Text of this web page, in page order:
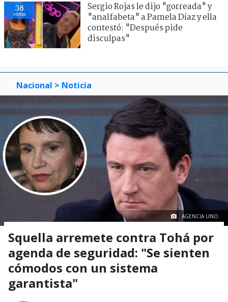
38
visitas
Sergio Rojas le dijo "gorreada" y
"analfabeta" a Pamela Díaz y ella
contestó: "Después pide
disculpas"
Nacional > Noticia
AGENCIA UNO.
Squella arremete contra Tohá por
agenda de seguridad: "Se sienten
cómodos con un sistema
garantista"